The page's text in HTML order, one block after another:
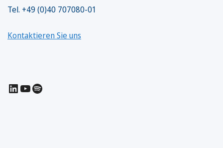
Tel. +49 (0)40 707080-01
Kontaktieren Sie uns
LinkedIn
YouTube
Spotify